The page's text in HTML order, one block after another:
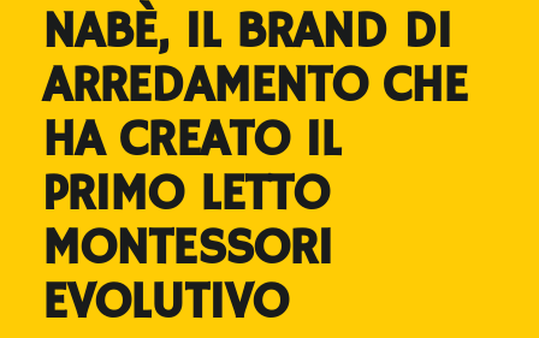
NABÈ, IL BRAND DI
ARREDAMENTO CHE
HA CREATO IL
PRIMO LETTO
MONTESSORI
EVOLUTIVO